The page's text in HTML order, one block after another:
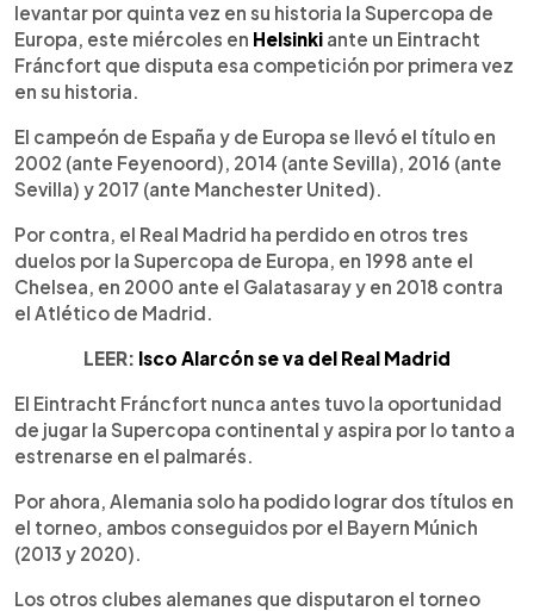
levantar por quinta vez en su historia la Supercopa de
Europa, este miércoles en Helsinki ante un Eintracht
Fráncfort que disputa esa competición por primera vez
en su historia.
El campeón de España y de Europa se llevó el título en
2002 (ante Feyenoord), 2014 (ante Sevilla), 2016 (ante
Sevilla) y 2017 (ante Manchester United).
Por contra, el Real Madrid ha perdido en otros tres
duelos por la Supercopa de Europa, en 1998 ante el
Chelsea, en 2000 ante el Galatasaray y en 2018 contra
el Atlético de Madrid.
LEER: Isco Alarcón se va del Real Madrid
El Eintracht Fráncfort nunca antes tuvo la oportunidad
de jugar la Supercopa continental y aspira por lo tanto a
estrenarse en el palmarés.
Por ahora, Alemania solo ha podido lograr dos títulos en
el torneo, ambos conseguidos por el Bayern Múnich
(2013 y 2020).
Los otros clubes alemanes que disputaron el torneo